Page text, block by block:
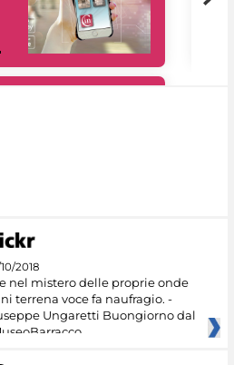
2018
nel mistero delle proprie onde
terrena voce fa naufragio. -
Ungaretti Buongiorno dal